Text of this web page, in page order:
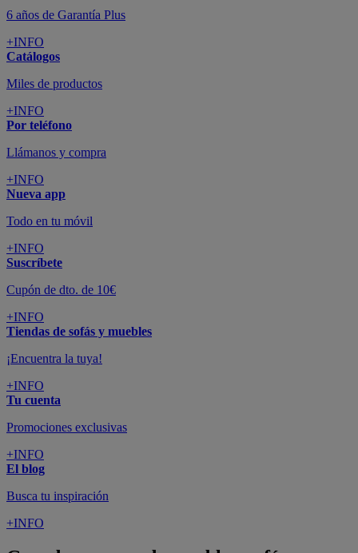
6 años de Garantía Plus
+INFO
Catálogos
Miles de productos
+INFO
Por teléfono
Llámanos y compra
+INFO
Nueva app
Todo en tu móvil
+INFO
Suscríbete
Cupón de dto. de 10€
+INFO
Tiendas de sofás y muebles
¡Encuentra la tuya!
+INFO
Tu cuenta
Promociones exclusivas
+INFO
El blog
Busca tu inspiración
+INFO